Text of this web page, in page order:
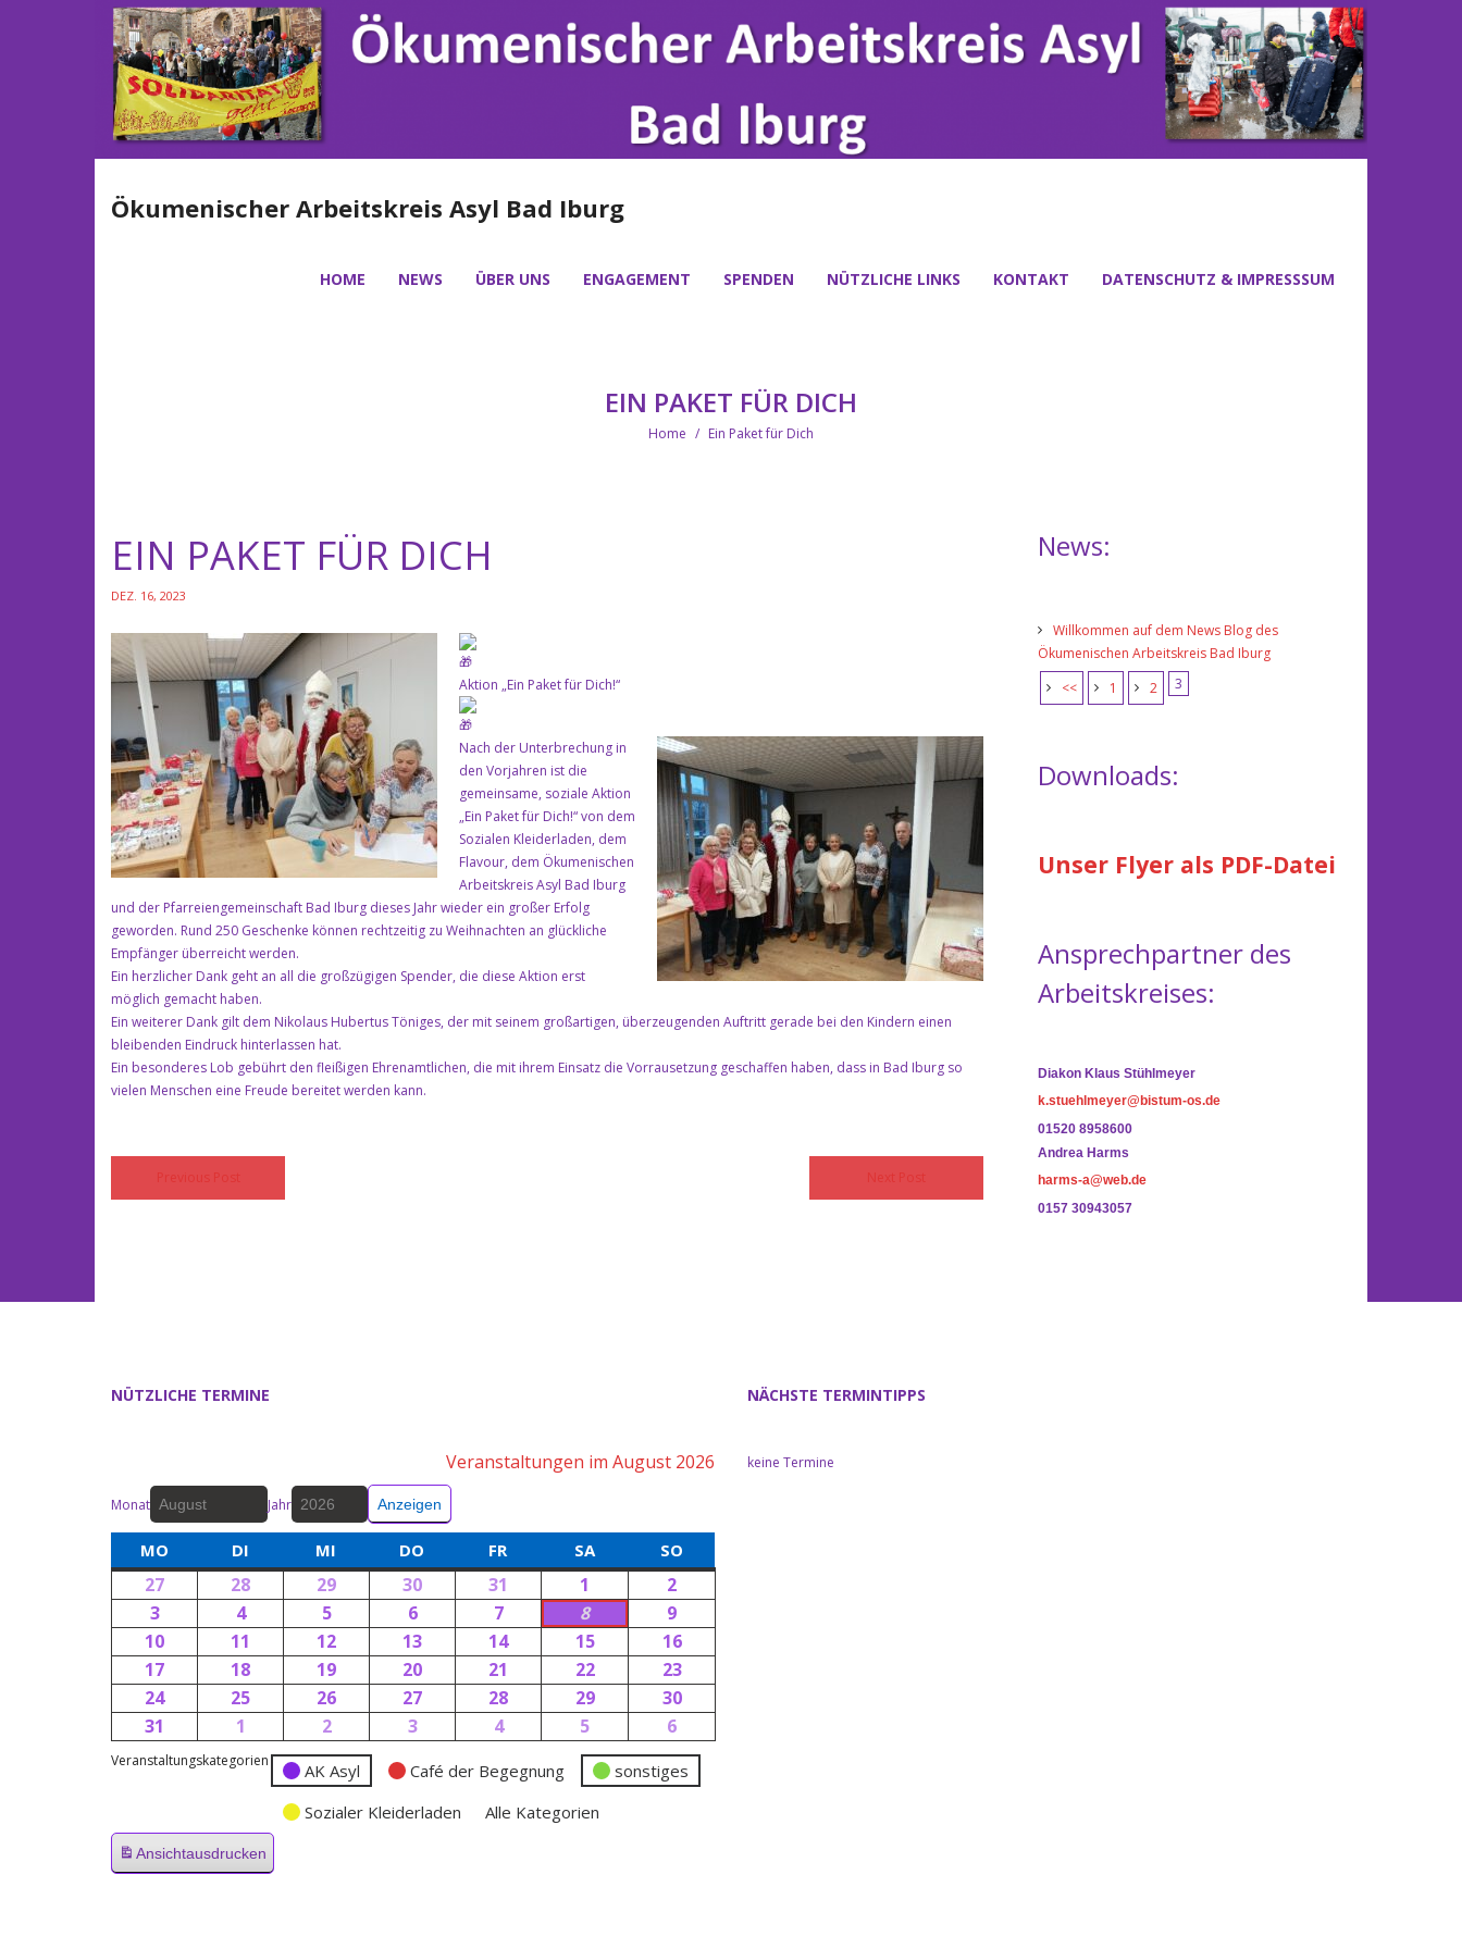
Ökumenischer Arbeitskreis Asyl Bad Iburg
HOME NEWS ÜBER UNS ENGAGEMENT SPENDEN NÜTZLICHE LINKS KONTAKT DATENSCHUTZ & IMPRESSSUM
EIN PAKET FÜR DICH
Home / Ein Paket für Dich
EIN PAKET FÜR DICH
DEZ. 16, 2023
Aktion „Ein Paket für Dich!“
Nach der Unterbrechung in
den Vorjahren ist die
gemeinsame, soziale Aktion
„Ein Paket für Dich!“ von dem
Sozialen Kleiderladen, dem
Flavour, dem Ökumenischen
Arbeitskreis Asyl Bad Iburg
und der Pfarreiengemeinschaft Bad Iburg dieses Jahr wieder ein großer Erfolg
geworden. Rund 250 Geschenke können rechtzeitig zu Weihnachten an glückliche
Empfänger überreicht werden.
Ein herzlicher Dank geht an all die großzügigen Spender, die diese Aktion erst
möglich gemacht haben.
Ein weiterer Dank gilt dem Nikolaus Hubertus Töniges, der mit seinem großartigen, überzeugenden Auftritt gerade bei den Kindern einen
bleibenden Eindruck hinterlassen hat.
Ein besonderes Lob gebührt den fleißigen Ehrenamtlichen, die mit ihrem Einsatz die Vorrausetzung geschaffen haben, dass in Bad Iburg so
vielen Menschen eine Freude bereitet werden kann.
Previous Post Next Post
News:
Willkommen auf dem News Blog des
Ökumenischen Arbeitskreis Bad Iburg
<<
1 2 3
Downloads:
Unser Flyer als PDF-Datei
Ansprechpartner des
Arbeitskreises:
Diakon Klaus Stühlmeyer
k.stuehlmeyer@bistum-os.de
01520 8958600
Andrea Harms
harms-a@web.de
0157 30943057
NÜTZLICHE TERMINE
Veranstaltungen im August 2026
Monat Jahr
MO DI MI DO FR SA SO
27 28 29 30 31 1
2
3
4 5 6 7 8
9
10
11 12 13 14 15
16
17
18 19 20 21 22
23
24
25 26 27 28 29
30
31
1 2 3 4 5 6
Veranstaltungskategorien AK Asyl Café der Begegnung
sonstiges
Sozialer Kleiderladen
Alle Kategorien
Ansichtausdrucken
NÄCHSTE TERMINTIPPS
keine Termine